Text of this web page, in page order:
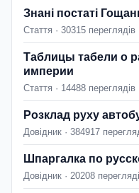
Знані постаті
Стаття · 30315
Таблицы табели о
империи
Стаття · 14488
Розклад руху
Довідник · 384917
Шпаргалка по
Довідник · 20208